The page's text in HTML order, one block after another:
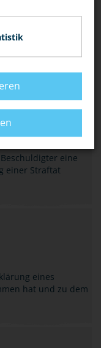
eine
einer Straftat
eines
hat und zu dem